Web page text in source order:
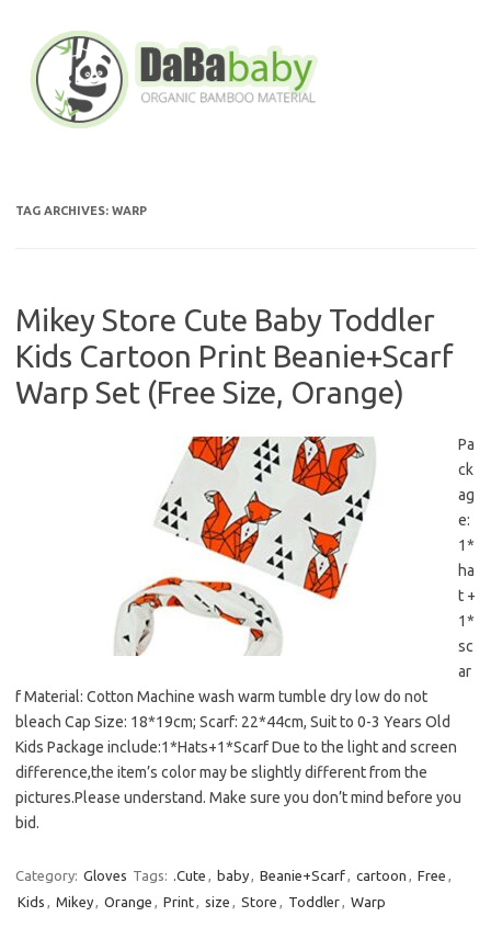
content
TAG ARCHIVES: WARP
Mikey Store Cute Baby Toddler
Kids Cartoon Print Beanie+Scarf
Warp Set (Free Size, Orange)
Pa
ck
ag
e:
1*
ha
t +
1*
sc
ar
f Material: Cotton Machine wash warm tumble dry low do not
bleach Cap Size: 18*19cm; Scarf: 22*44cm, Suit to 0-3 Years Old
Kids Package include:1*Hats+1*Scarf Due to the light and screen
difference,the item’s color may be slightly different from the
pictures.Please understand. Make sure you don’t mind before you
bid.
Category: Gloves Tags: .Cute , baby, Beanie+Scarf, cartoon , Free ,
Kids , Mikey, Orange , Print, size , Store , Toddler, Warp